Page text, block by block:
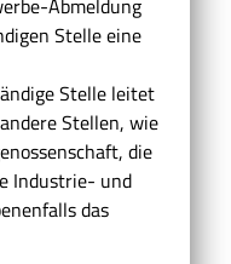
Stelle eine
Stelle leitet
Stellen, wie
die
Industrie- und
das